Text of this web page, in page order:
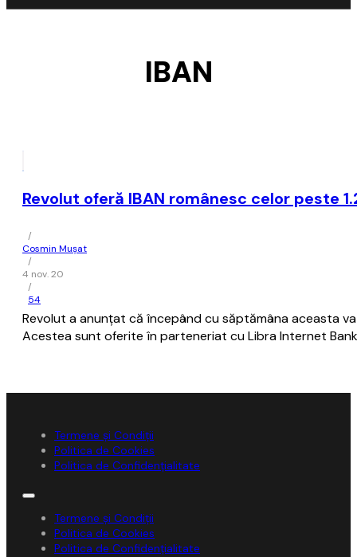
IBAN
Revolut oferă IBAN românesc celor peste
/
Cosmin Mușat
/
4 nov. 20
/
54
Revolut a anunţat că începând cu săptămâna aceasta
Acestea sunt oferite în parteneriat cu Libra Internet
Termene și Condiții
Politica de Cookies
Politica de Confidențialitate
Termene și Condiții
Politica de Cookies
Politica de Confidențialitate